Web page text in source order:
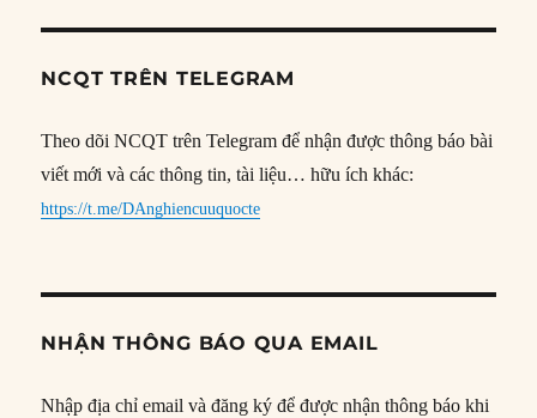
NCQT TRÊN TELEGRAM
Theo dõi NCQT trên Telegram để nhận được thông báo bài
viết mới và các thông tin, tài liệu… hữu ích khác:
https://t.me/DAnghiencuuquocte
NHẬN THÔNG BÁO QUA EMAIL
Nhập địa chỉ email và đăng ký để được nhận thông báo khi